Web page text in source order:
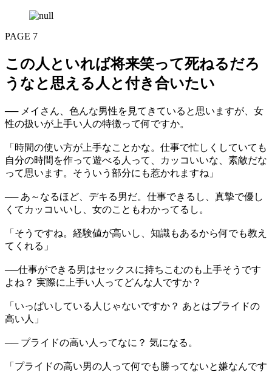
PAGE 7
この人といれば将来笑って死ねるだろ
うなと思える人と付き合いたい
── メイさん、色んな男性を見てきていると思いますが、女
性の扱いが上手い人の特徴って何ですか。
「時間の使い方が上手なことかな。仕事で忙しくしていても
自分の時間を作って遊べる人って、カッコいいな、素敵だな
って思います。そういう部分にも惹かれますね」
── あ～なるほど、デキる男だ。仕事できるし、真摯で優し
くてカッコいいし、女のこともわかってるし。
「そうですね。経験値が高いし、知識もあるから何でも教え
てくれる」
──仕事ができる男はセックスに持ちこむのも上手そうです
よね？ 実際に上手い人ってどんな人ですか？
「いっぱいしている人じゃないですか？ あとはプライドの
高い人」
── プライドの高い人ってなに？ 気になる。
「プライドの高い男の人って何でも勝ってないと嫌なんです